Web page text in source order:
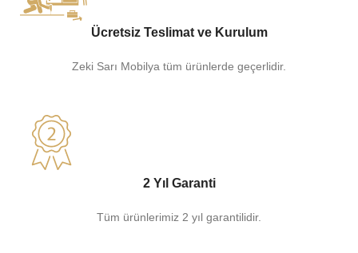
Ücretsiz Teslimat ve Kurulum
Zeki Sarı Mobilya tüm ürünlerde geçerlidir.
2 Yıl Garanti
Tüm ürünlerimiz 2 yıl garantilidir.